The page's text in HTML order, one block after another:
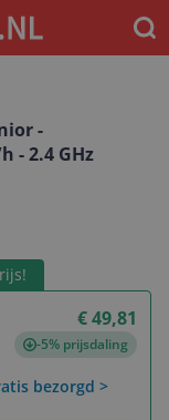
-
- 2.4 GHz
€ 49,81
-5% prijsdaling
bezorgd >